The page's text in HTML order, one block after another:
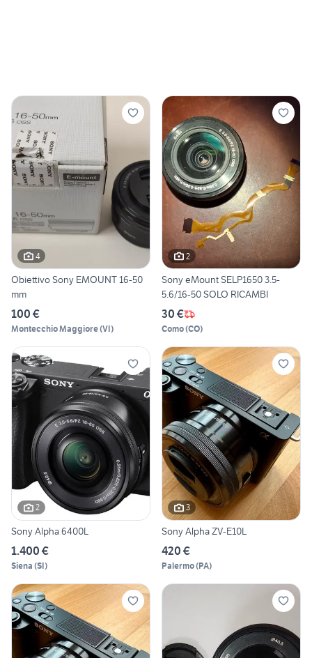
4
Obiettivo Sony EMOUNT 16-50
mm
100 €
Montecchio Maggiore(VI)
2
Sony eMount SELP1650 3.5-
5.6/16-50 SOLO RICAMBI
30 €
Como(CO)
2
Sony Alpha 6400L
1.400 €
Siena (SI)
3
Sony Alpha ZV-E10L
420 €
Palermo(PA)